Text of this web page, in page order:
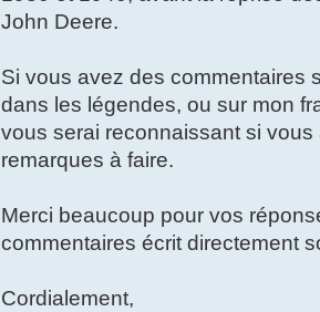
John Deere.
Si vous avez des commentaires
dans les légendes, ou sur mon
vous serai reconnaissant si
remarques à faire.
Merci beaucoup pour vos
commentaires écrit directement
Cordialement,